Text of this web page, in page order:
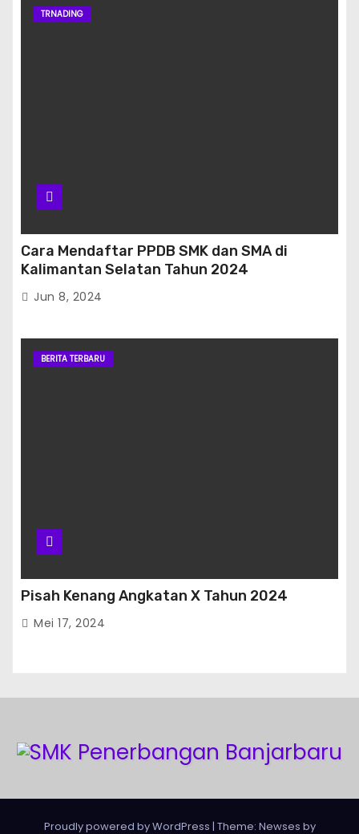
TRNADING
Cara Mendaftar PPDB SMK dan SMA di
Kalimantan Selatan Tahun 2024
Jun 8, 2024
BERITA TERBARU
Pisah Kenang Angkatan X Tahun 2024
Mei 17, 2024
Proudly powered by WordPress | Theme: Newses by